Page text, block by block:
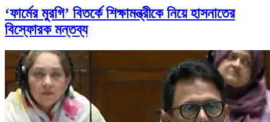
‘ফার্মের মুরগি’ বিতর্কে শিক্ষামন্ত্রীকে নিয়ে হাসনাতের
বিস্ফোরক মন্তব্য